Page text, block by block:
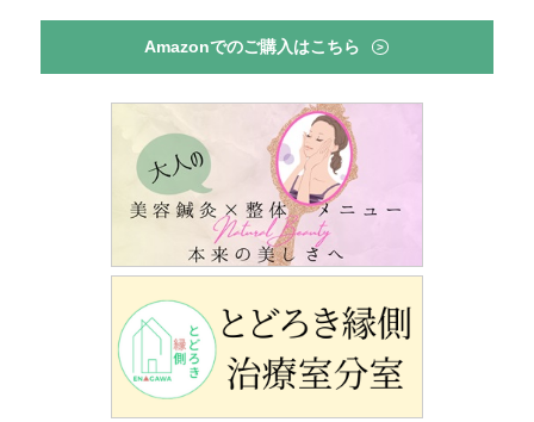
Amazonでのご購入はこちら >